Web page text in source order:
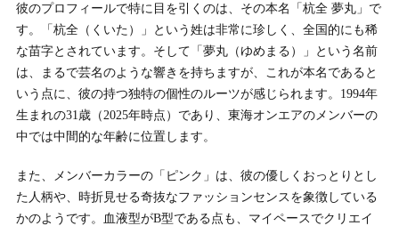
彼のプロフィールで特に目を引くのは、その本名「杭全 夢丸」で
す。「杭全（くいた）」という姓は非常に珍しく、全国的にも稀
な苗字とされています。そして「夢丸（ゆめまる）」という名前
は、まるで芸名のような響きを持ちますが、これが本名であると
いう点に、彼の持つ独特の個性のルーツが感じられます。1994年
生まれの31歳（2025年時点）であり、東海オンエアのメンバーの
中では中間的な年齢に位置します。
また、メンバーカラーの「ピンク」は、彼の優しくおっとりとし
た人柄や、時折見せる奇抜なファッションセンスを象徴している
かのようです。血液型がB型である点も、マイペースでクリエイ